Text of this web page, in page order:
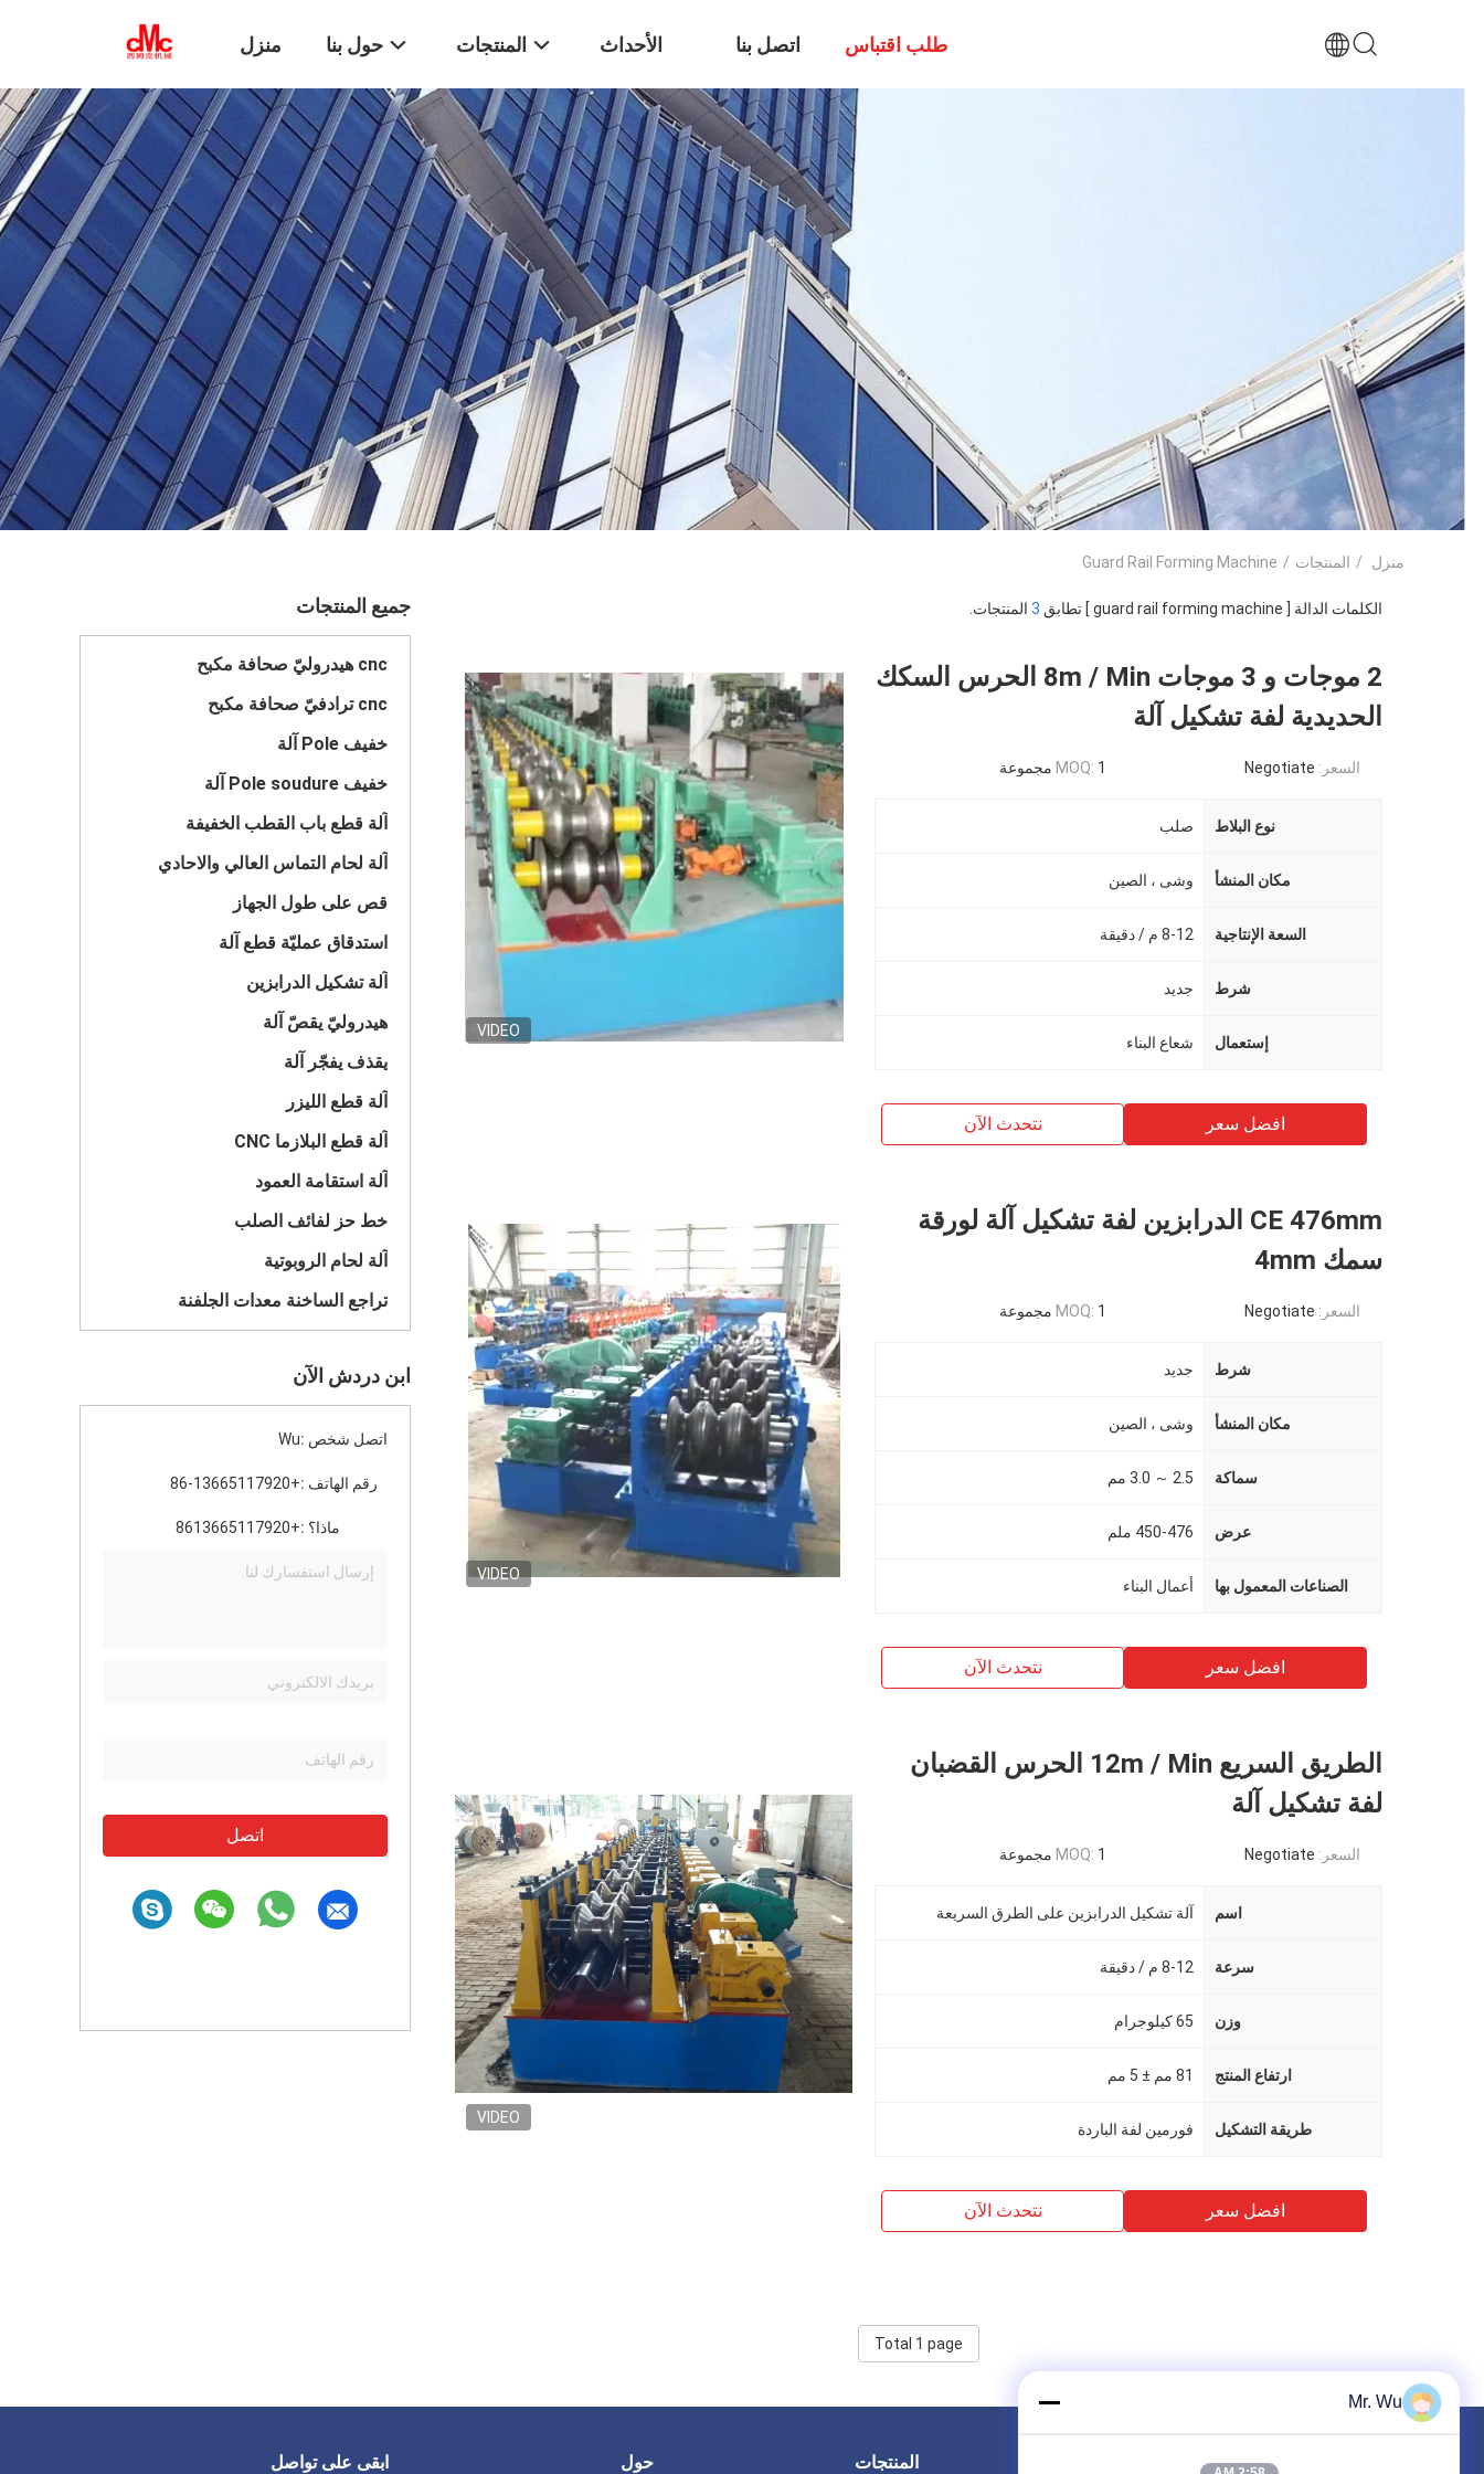
منزل حول بنا المنتجات الأحداث اتصل بنا طلب اقتباس
منزل / المنتجات /
Guard Rail Forming Machine
جميع المنتجات
cnc هيدروليّ صحافة مكبح
cnc ترادفيّ صحافة مكبح
خفيف Pole آلة
خفيف Pole soudure آلة
آلة قطع باب القطب الخفيفة
آلة لحام التماس العالي والاحادي
قص على طول الجهاز
استدقاق عمليّة قطع آلة
آلة تشكيل الدرابزين
هيدروليّ يقصّ آلة
يقذف يفجّر آلة
آلة قطع الليزر
آلة قطع البلازما CNC
آلة استقامة العمود
خط حز لفائف الصلب
آلة لحام الروبوتية
تراجع الساخنة معدات الجلفنة
ابن دردش الآن
اتصل شخص :Wu
رقم الهاتف :+86-13665117920
ماذا؟ :+8613665117920
اتصل
الكلمات الدالة [ guard rail forming machine ] تطابق 3 المنتجات.
VIDEO
2 موجات و 3 موجات 8m / Min الحرس السكك
الحديدية لفة تشكيل آلة
السعر: Negotiate
MOQ: 1 مجموعة
نوع البلاط صلب
مكان المنشأ وشى ، الصين
السعة الإنتاجية 8-12 م / دقيقة
شرط جديد
إستعمال شعاع البناء
افضل سعر نتحدث الآن
VIDEO
CE 476mm الدرابزين لفة تشكيل آلة لورقة
سمك 4mm
السعر: Negotiate
MOQ: 1 مجموعة
شرط جديد
مكان المنشأ وشى ، الصين
سماكة 2.5 ～ 3.0 مم
عرض 450-476 ملم
الصناعات المعمول بها أعمال البناء
افضل سعر نتحدث الآن
VIDEO
الطريق السريع 12m / Min الحرس القضبان
لفة تشكيل آلة
السعر: Negotiate
MOQ: 1 مجموعة
اسم آلة تشكيل الدرابزين على الطرق السريعة
سرعة 8-12 م / دقيقة
وزن 65 كيلوجرام
ارتفاع المنتج 81 مم ± 5 مم
طريقة التشكيل فورمين لفة الباردة
افضل سعر نتحدث الآن
Total 1 page
ابقى على تواصل حول المنتجات
Mr. Wu